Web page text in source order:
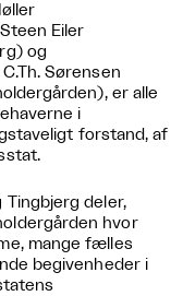
Eiler
og
Sørensen
er alle
i
forstand, af
Tingbjerg deler,
hvor
mange fælles
begivenheder i